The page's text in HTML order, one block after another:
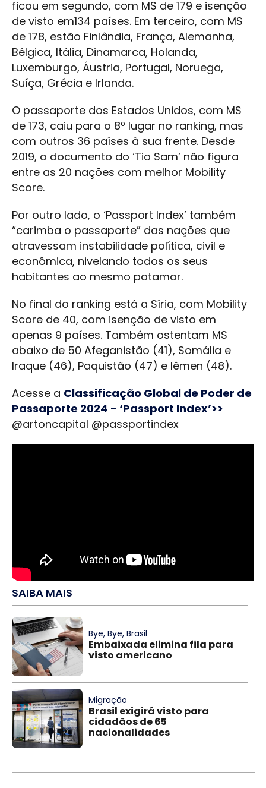
ficou em segundo, com MS de 179 e isenção
de visto em134 países. Em terceiro, com MS
de 178, estão Finlândia, França, Alemanha,
Bélgica, Itália, Dinamarca, Holanda,
Luxemburgo, Áustria, Portugal, Noruega,
Suíça, Grécia e Irlanda.
O passaporte dos Estados Unidos, com MS
de 173, caiu para o 8º lugar no ranking, mas
com outros 36 países à sua frente. Desde
2019, o documento do ‘Tio Sam’ não figura
entre as 20 nações com melhor Mobility
Score.
Por outro lado, o ‘Passport Index’ também
“carimba o passaporte” das nações que
atravessam instabilidade política, civil e
econômica, nivelando todos os seus
habitantes ao mesmo patamar.
No final do ranking está a Síria, com Mobility
Score de 40, com isenção de visto em
apenas 9 países. Também ostentam MS
abaixo de 50 Afeganistão (41), Somália e
Iraque (46), Paquistão (47) e Iêmen (48).
Acesse a Classificação Global de Poder de
Passaporte 2024 - ‘Passport Index’>>
@artoncapital @passportindex
SAIBA MAIS
Bye, Bye, Brasil
Embaixada elimina fila para
visto americano
Migração
Brasil exigirá visto para
cidadãos de 65
nacionalidades